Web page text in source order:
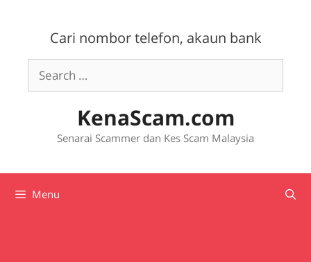
Cari nombor telefon, akaun bank
Search
for:
KenaScam.com
Senarai Scammer dan Kes Scam Malaysia
Menu